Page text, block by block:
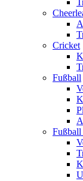
Cricket
Fußball
Fußball